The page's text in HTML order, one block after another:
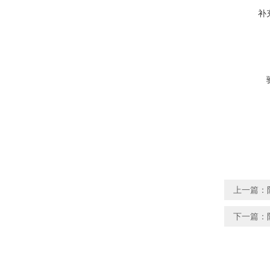
补
上一篇：
下一篇：